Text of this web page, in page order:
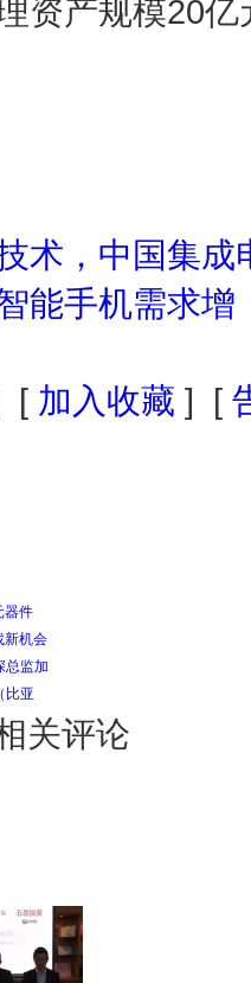
资产规模20亿
术，中国集
能手机需求
[ 加入收藏 ] [
器件
新机会
总监加
比亚
关评论